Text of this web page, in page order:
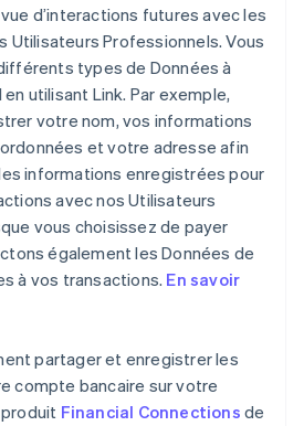
d’interactions futures avec les
Utilisateurs Professionnels. Vous
types de Données à
utilisant Link. Par exemple,
votre nom, vos informations
et votre adresse afin
informations enregistrées pour
avec nos Utilisateurs
vous choisissez de payer
également les Données de
à vos transactions. En savoir
partager et enregistrer les
compte bancaire sur votre
Financial Connections de